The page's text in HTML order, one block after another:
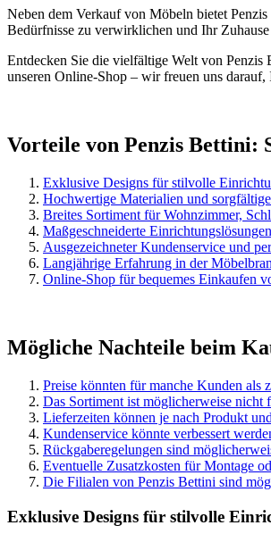
Neben dem Verkauf von Möbeln bietet
Bedürfnisse zu verwirklichen und Ihr
Entdecken Sie die vielfältige Welt von Penzis
unseren Online-Shop – wir freuen uns
Vorteile von Penzis Bettini:
Exklusive Designs für stilvolle
Hochwertige Materialien und
Breites Sortiment für Wohnzimmer,
Maßgeschneiderte
Ausgezeichneter Kundenservice und
Langjährige Erfahrung in der
Online-Shop für bequemes Einkaufen
Mögliche Nachteile beim
Preise könnten für manche Kunden als
Das Sortiment ist möglicherweise nicht
Lieferzeiten können je nach Produkt
Kundenservice könnte verbessert
Rückgaberegelungen sind
Eventuelle Zusatzkosten für Montage
Die Filialen von Penzis Bettini sind
Exklusive Designs für stilvolle